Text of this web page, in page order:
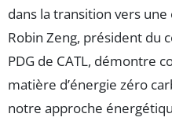
dans la transition vers
Robin Zeng, président du
PDG de CATL, démontre
matière d’énergie zéro
notre approche